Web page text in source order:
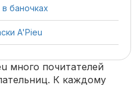
баночках
A'Pieu
много почитателей
К каждому